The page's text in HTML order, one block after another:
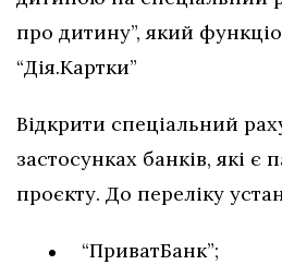
про дитину”, який
“Дія.Картки”
Відкрити спеціальний
застосунках банків, які є
проєкту. До переліку
“ПриватБанк”;